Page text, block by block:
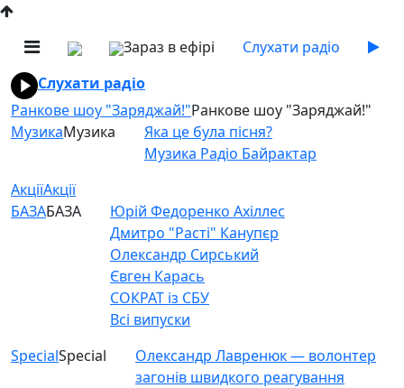
Зараз в ефірі
Слухати радіо
Слухати радіо
Ранкове шоу "Заряджай!"Ранкове шоу "Заряджай!"
МузикаМузика
Яка це була пісня?
Музика Радіо Байрактар
АкціїАкції
БАЗАБАЗА
Юрій Федоренко Ахіллес
Дмитро "Расті" Канупєр
Олександр Сирський
Євген Карась
СОКРАТ із СБУ
Всі випуски
SpecialSpecial
Олександр Лавренюк — волонтер
загонів швидкого реагування